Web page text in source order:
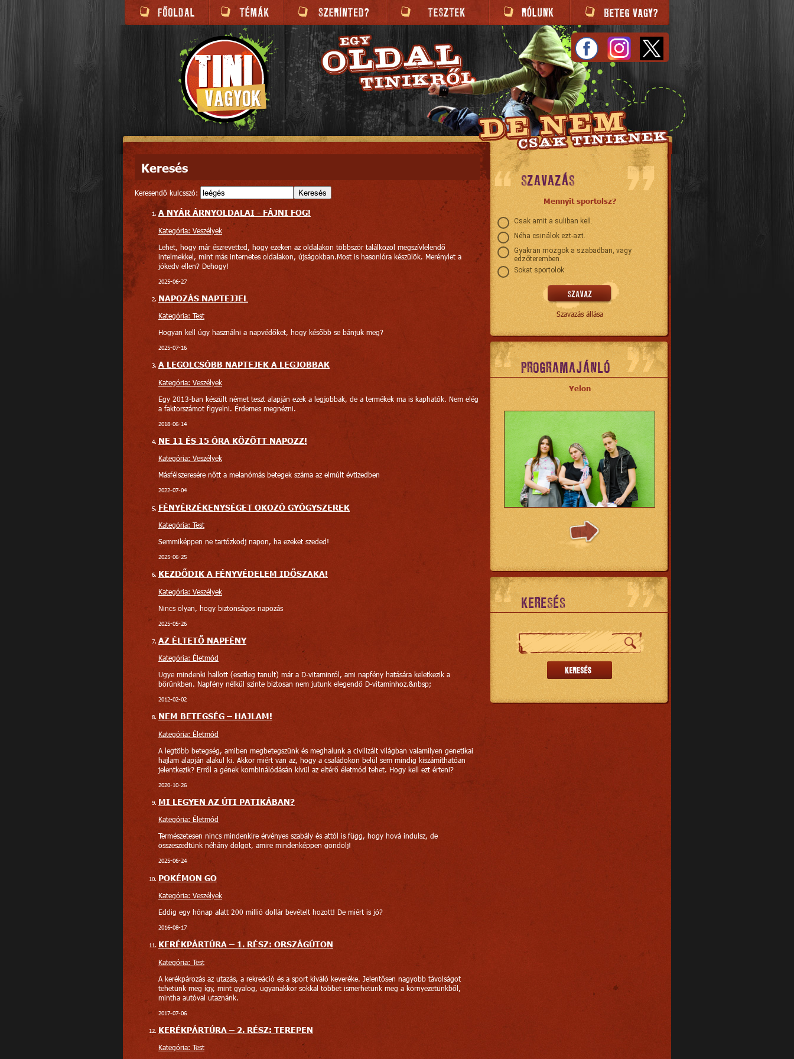
Keresés
Keresendő kulcsszó: Keresés
A NYÁR ÁRNYOLDALAI - FÁJNI FOG!
Kategória: Veszélyek
Lehet, hogy már észrevetted, hogy ezeken az oldalakon többször találkozol megszívlelendő
intelmekkel, mint más internetes oldalakon, újságokban.Most is hasonlóra készülök. Merénylet a
jókedv ellen? Dehogy!
2025-06-27
NAPOZÁS NAPTEJJEL
Kategória: Test
Hogyan kell úgy használni a napvédőket, hogy később se bánjuk meg?
2025-07-16
A LEGOLCSÓBB NAPTEJEK A LEGJOBBAK
Kategória: Veszélyek
Egy 2013-ban készült német teszt alapján ezek a legjobbak, de a termékek ma is kaphatók. Nem elég
a faktorszámot figyelni. Érdemes megnézni.
2018-06-14
NE 11 ÉS 15 ÓRA KÖZÖTT NAPOZZ!
Kategória: Veszélyek
Másfélszeresére nőtt a melanómás betegek száma az elmúlt évtizedben
2022-07-04
FÉNYÉRZÉKENYSÉGET OKOZÓ GYÓGYSZEREK
Kategória: Test
Semmiképpen ne tartózkodj napon, ha ezeket szeded!
2025-06-25
KEZDŐDIK A FÉNYVÉDELEM IDŐSZAKA!
Kategória: Veszélyek
Nincs olyan, hogy biztonságos napozás
2025-05-26
AZ ÉLTETŐ NAPFÉNY
Kategória: Életmód
Ugye mindenki hallott (esetleg tanult) már a D-vitaminról, ami napfény hatására keletkezik a
bőrünkben. Napfény nélkül szinte biztosan nem jutunk elegendő D-vitaminhoz.&nbsp;
2012-02-02
NEM BETEGSÉG – HAJLAM!
Kategória: Életmód
A legtöbb betegség, amiben megbetegszünk és meghalunk a civilizált világban valamilyen genetikai
hajlam alapján alakul ki. Akkor miért van az, hogy a családokon belül sem mindig kiszámíthatóan
jelentkezik? Erről a gének kombinálódásán kívül az eltérő életmód tehet. Hogy kell ezt érteni?
2020-10-26
MI LEGYEN AZ ÚTI PATIKÁBAN?
Kategória: Életmód
Természetesen nincs mindenkire érvényes szabály és attól is függ, hogy hová indulsz, de
összeszedtünk néhány dolgot, amire mindenképpen gondolj!
2025-06-24
POKÉMON GO
Kategória: Veszélyek
Eddig egy hónap alatt 200 millió dollár bevételt hozott! De miért is jó?
2016-08-17
KERÉKPÁRTÚRA – 1. RÉSZ: ORSZÁGÚTON
Kategória: Test
A kerékpározás az utazás, a rekreáció és a sport kiváló keveréke. Jelentősen nagyobb távolságot
tehetünk meg így, mint gyalog, ugyanakkor sokkal többet ismerhetünk meg a környezetünkből,
mintha autóval utaznánk.
2017-07-06
KERÉKPÁRTÚRA – 2. RÉSZ: TEREPEN
Kategória: Test
SZAVAZÁS
Mennyit sportolsz?
Csak amit a suliban kell.
Néha csinálok ezt-azt.
Gyakran mozgok a szabadban, vagy
edzőteremben.
Sokat sportolok.
Szavazás állása
PROGRAMAJÁNLÓ
Yelon
KERESÉS